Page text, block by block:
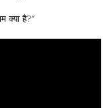
क्या है?”